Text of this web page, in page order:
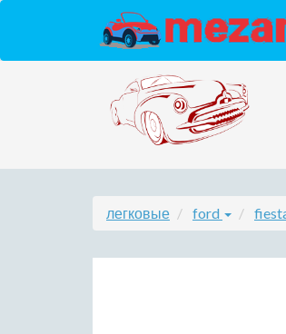
легковые ford